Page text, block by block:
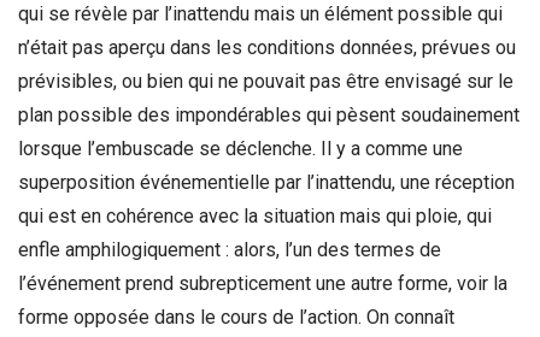
qui se révèle par l’inattendu mais un élément possible qui
n’était pas aperçu dans les conditions données, prévues ou
prévisibles, ou bien qui ne pouvait pas être envisagé sur le
plan possible des impondérables qui pèsent soudainement
lorsque l’embuscade se déclenche. Il y a comme une
superposition événementielle par l’inattendu, une réception
qui est en cohérence avec la situation mais qui ploie, qui
enfle amphilogiquement : alors, l’un des termes de
l’événement prend subrepticement une autre forme, voir la
forme opposée dans le cours de l’action. On connaît